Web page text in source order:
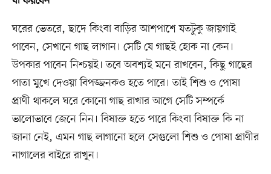
ঘরের ভেতরে, ছাদে কিংবা বাড়ির আশপাশে যতটুকু জায়গাই
পাবেন, সেখানে গাছ লাগান। সেটি যে গাছই হোক না কেন।
উপকার পাবেন নিশ্চয়ই। তবে অবশ্যই মনে রাখবেন, কিছু গাছের
পাতা মুখে দেওয়া বিপজ্জনকও হতে পারে। তাই শিশু ও পোষা
প্রাণী থাকলে ঘরে কোনো গাছ রাখার আগে সেটি সম্পর্কে
ভালোভাবে জেনে নিন। বিষাক্ত হতে পারে কিংবা বিষাক্ত কি না
জানা নেই, এমন গাছ লাগানো হলে সেগুলো শিশু ও পোষা প্রাণীর
নাগালের বাইরে রাখুন।